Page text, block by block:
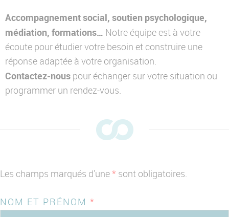
Nos références
Contactez-nous
Accompagnement social, soutien psychologique,
médiation, formations… Notre équipe est à votre
écoute pour étudier votre besoin et construire une
réponse adaptée à votre organisation.
Contactez-nous pour échanger sur votre situation ou
programmer un rendez-vous.
Les champs marqués d'une* sont obligatoires.
NOM ET PRÉNOM *